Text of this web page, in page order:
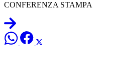
CONFERENZA STAMPA